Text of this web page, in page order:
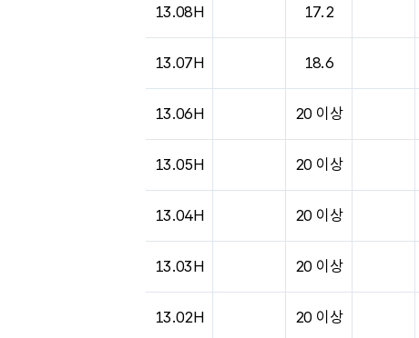
13.08H 17.2
13.07H 18.6
13.06H 20 이상
13.05H 20 이상
13.04H 20 이상
13.03H 20 이상
13.02H 20 이상